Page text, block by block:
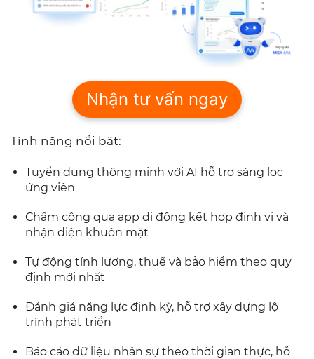
Nhận tư vấn ngay
Tính năng nổi bật:
Tuyển dụng thông minh với AI hỗ trợ sàng lọc
ứng viên
Chấm công qua app di động kết hợp định vị và
nhận diện khuôn mặt
Tự động tính lương, thuế và bảo hiểm theo quy
định mới nhất
Đánh giá năng lực định kỳ, hỗ trợ xây dựng lộ
trình phát triển
Báo cáo dữ liệu nhân sự theo thời gian thực, hỗ